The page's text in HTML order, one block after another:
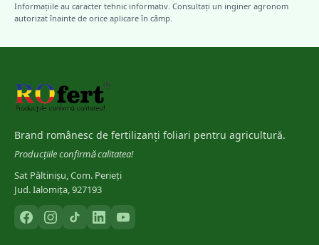
Informațiile au caracter tehnic informativ. Consultați un inginer agronom
autorizat înainte de orice aplicare în câmp.
Brand românesc de fertilizanți foliari pentru agricultură.
Producțiile confirmă calitatea!
Sat Păltinișu, Com. Perieți
Jud. Ialomița, 927193